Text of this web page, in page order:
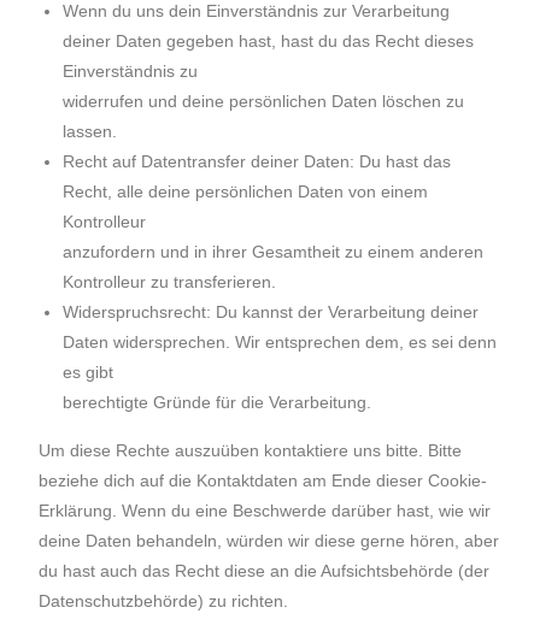
Wenn du uns dein Einverständnis zur Verarbeitung
deiner Daten gegeben hast, hast du das Recht dieses
Einverständnis zu
widerrufen und deine persönlichen Daten löschen zu
lassen.
Recht auf Datentransfer deiner Daten: Du hast das
Recht, alle deine persönlichen Daten von einem
Kontrolleur
anzufordern und in ihrer Gesamtheit zu einem anderen
Kontrolleur zu transferieren.
Widerspruchsrecht: Du kannst der Verarbeitung deiner
Daten widersprechen. Wir entsprechen dem, es sei denn
es gibt
berechtigte Gründe für die Verarbeitung.
Um diese Rechte auszuüben kontaktiere uns bitte. Bitte
beziehe dich auf die Kontaktdaten am Ende dieser Cookie-
Erklärung. Wenn du eine Beschwerde darüber hast, wie wir
deine Daten behandeln, würden wir diese gerne hören, aber
du hast auch das Recht diese an die Aufsichtsbehörde (der
Datenschutzbehörde) zu richten.